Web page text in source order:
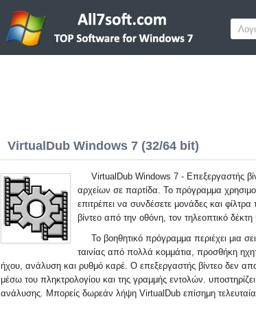
VirtualDub Windows 7 (32/64 bit)
VirtualDub Windows 7 - Επεξεργαστής
αρχείων σε παρτίδα. Το πρόγραμμα
επιτρέπει να συνδέσετε μονάδες και
βίντεο από την οθόνη, τον τηλεοπτικό
Το βοηθητικό πρόγραμμα περιέχει μια
ταινίας από πολλά κομμάτια, προσθήκη
ήχου, ανάλυση και ρυθμό καρέ. Ο επεξεργαστής βίντεο δεν
μέσω του πληκτρολογίου και της γραμμής εντολών.
ανάλυσης. Μπορείς δωρεάν λήψη VirtualDub επίσημη